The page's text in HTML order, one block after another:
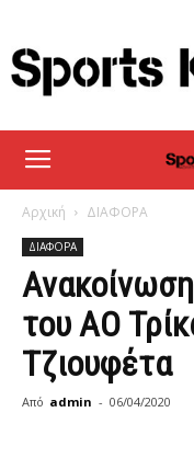
sportskalampaka
Αρχική ΔΙΑΦΟΡΑ
ΔΙΑΦΟΡΑ
του ΑΟ
Τζιουφέτα
Από admin - 06/04/2020